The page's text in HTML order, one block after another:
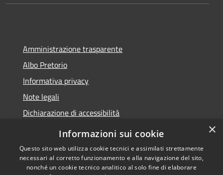
Amministrazione trasparente
Albo Pretorio
Informativa privacy
Note legali
Dichiarazione di accessibilità
RSS
Copyright © 2026 • Comune di
×
Informazioni sui cookie
Questo sito web utilizza cookie tecnici e assimilati strettamente
necessari al corretto funzionamento e alla navigazione del sito,
nonché un cookie tecnico analitico al solo fine di elaborare